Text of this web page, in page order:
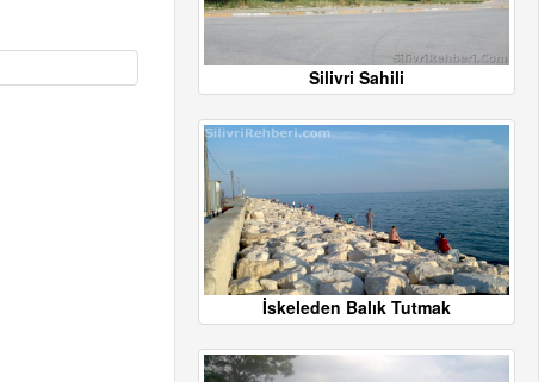
Silivri Sahili
İskeleden Balık Tutmak